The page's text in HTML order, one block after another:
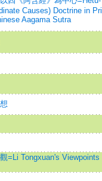
Causes) Doctrine in
Aagama Sutra
=Li Tongxuan's Viewpoints